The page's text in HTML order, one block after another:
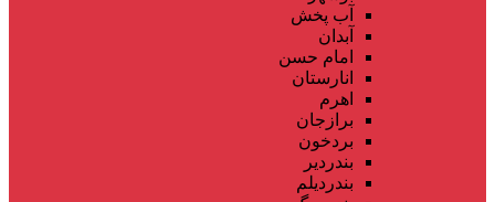
آب پخش
آبدان
امام حسن
انارستان
اهرم
برازجان
بردخون
بندردیر
بندردیلم